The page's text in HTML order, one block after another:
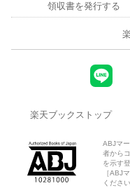
領収書を発行する
楽天ブックストップ
ABJマ
者から
を示す
［ABJ
ください